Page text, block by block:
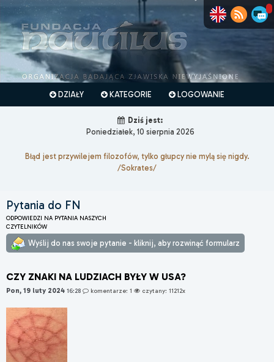
DZIAŁY KATEGORIE LOGOWANIE
Dziś jest:
Poniedziałek, 10 sierpnia 2026
Błąd jest przywilejem filozofów, tylko głupcy nie mylą się nigdy.
/Sokrates/
Pytania do FN
ODPOWIEDZI NA PYTANIA NASZYCH
CZYTELNIKÓW
Wyślij do nas swoje pytanie - kliknij, aby rozwinąć formularz
CZY ZNAKI NA LUDZIACH BYŁY W USA?
Pon, 19 luty 2024 16:28 komentarze: 1 czytany: 11212x